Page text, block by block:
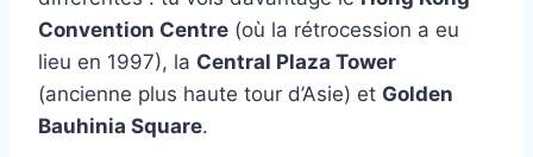
Convention Centre (où la rétrocession a eu
lieu en 1997), la Central Plaza Tower
(ancienne plus haute tour d’Asie) et Golden
Bauhinia Square.